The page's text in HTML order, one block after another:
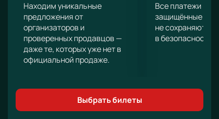
Находим уникальные
предложения от
организаторов и
проверенных продавцов —
даже те, которых уже нет в
официальной продаже.
Все платежи
защищённые
не сохраняются
в безопасности.
Выбрать билеты